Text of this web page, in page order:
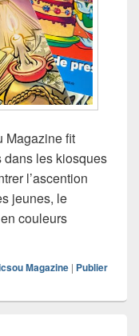
Magazine fit
dans les kiosques
l’ascention
jeunes, le
couleurs
Magazine : un
Magazine | Publier